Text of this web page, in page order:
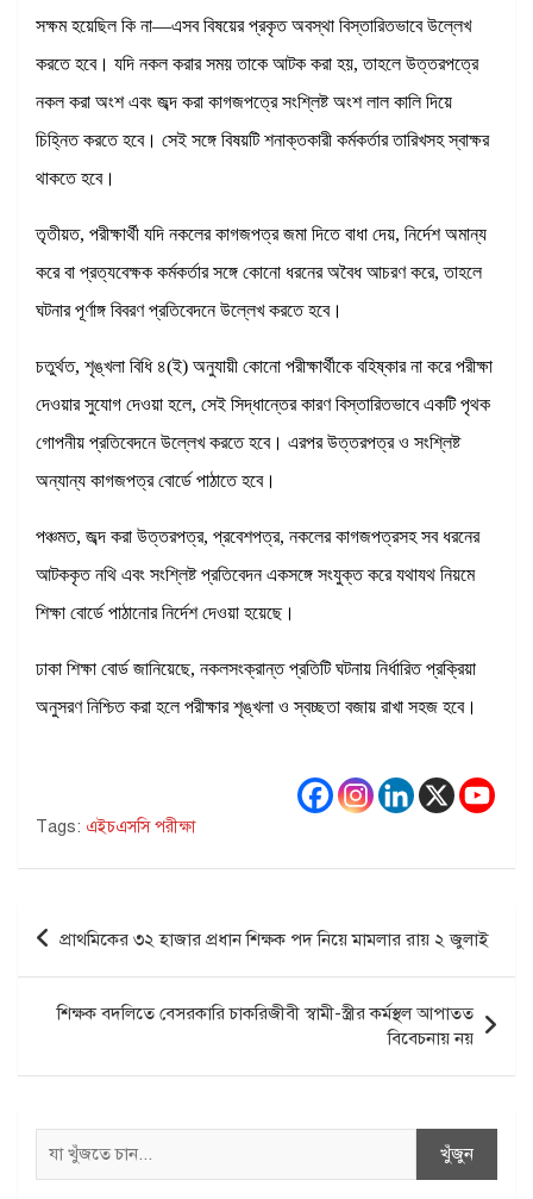
সক্ষম হয়েছিল কি না—এসব বিষয়ের প্রকৃত অবস্থা বিস্তারিতভাবে উল্লেখ
করতে হবে। যদি নকল করার সময় তাকে আটক করা হয়, তাহলে উত্তরপত্রে
নকল করা অংশ এবং জব্দ করা কাগজপত্রে সংশ্লিষ্ট অংশ লাল কালি দিয়ে
চিহ্নিত করতে হবে। সেই সঙ্গে বিষয়টি শনাক্তকারী কর্মকর্তার তারিখসহ স্বাক্ষর
থাকতে হবে।
তৃতীয়ত, পরীক্ষার্থী যদি নকলের কাগজপত্র জমা দিতে বাধা দেয়, নির্দেশ অমান্য
করে বা প্রত্যবেক্ষক কর্মকর্তার সঙ্গে কোনো ধরনের অবৈধ আচরণ করে, তাহলে
ঘটনার পূর্ণাঙ্গ বিবরণ প্রতিবেদনে উল্লেখ করতে হবে।
চতুর্থত, শৃঙ্খলা বিধি ৪(ই) অনুযায়ী কোনো পরীক্ষার্থীকে বহিষ্কার না করে পরীক্ষা
দেওয়ার সুযোগ দেওয়া হলে, সেই সিদ্ধান্তের কারণ বিস্তারিতভাবে একটি পৃথক
গোপনীয় প্রতিবেদনে উল্লেখ করতে হবে। এরপর উত্তরপত্র ও সংশ্লিষ্ট
অন্যান্য কাগজপত্র বোর্ডে পাঠাতে হবে।
পঞ্চমত, জব্দ করা উত্তরপত্র, প্রবেশপত্র, নকলের কাগজপত্রসহ সব ধরনের
আটককৃত নথি এবং সংশ্লিষ্ট প্রতিবেদন একসঙ্গে সংযুক্ত করে যথাযথ নিয়মে
শিক্ষা বোর্ডে পাঠানোর নির্দেশ দেওয়া হয়েছে।
ঢাকা শিক্ষা বোর্ড জানিয়েছে, নকলসংক্রান্ত প্রতিটি ঘটনায় নির্ধারিত প্রক্রিয়া
অনুসরণ নিশ্চিত করা হলে পরীক্ষার শৃঙ্খলা ও স্বচ্ছতা বজায় রাখা সহজ হবে।
Tags: এইচএসসি পরীক্ষা
Post
navigation
প্রাথমিকের ৩২ হাজার প্রধান শিক্ষক পদ নিয়ে মামলার রায় ২ জুলাই
শিক্ষক বদলিতে বেসরকারি চাকরিজীবী স্বামী-স্ত্রীর কর্মস্থল আপাতত
বিবেচনায় নয়
Search
খুঁজুন